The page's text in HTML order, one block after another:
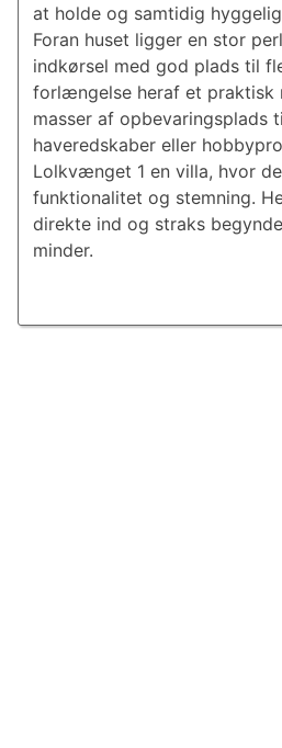
at holde og samtidig
Foran huset ligger en stor
indkørsel med god plads til
forlængelse heraf et praktisk
masser af op­be­va­rings­plads
haveredskaber eller
Lolkvænget 1 en villa, hvor
funktionalitet og stemning.
direkte ind og straks
minder.